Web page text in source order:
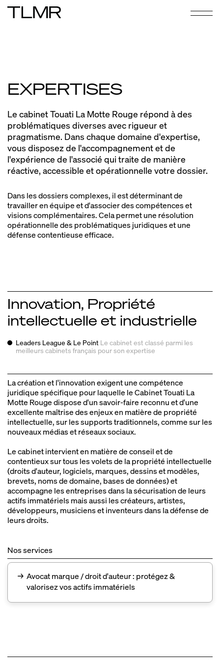
EXPERTISES
Le cabinet Touati La Motte Rouge répond à des
problématiques diverses avec rigueur et
pragmatisme. Dans chaque domaine d'expertise,
vous disposez de l'accompagnement et de
l'expérience de l'associé qui traite de manière
réactive, accessible et opérationnelle votre dossier.
Dans les dossiers complexes, il est déterminant de
travailler en équipe et d'associer des compétences et
visions complémentaires. Cela permet une résolution
opérationnelle des problématiques juridiques et une
défense contentieuse efficace.
Innovation, Propriété
intellectuelle et industrielle
Leaders League & Le Point Le cabinet est classé parmi les
meilleurs cabinets français pour son expertise
La création et l'innovation exigent une compétence
juridique spécifique pour laquelle le Cabinet Touati La
Motte Rouge dispose d'un savoir‑faire reconnu et d'une
excellente maîtrise des enjeux en matière de propriété
intellectuelle, sur les supports traditionnels, comme sur les
nouveaux médias et réseaux sociaux.
Le cabinet intervient en matière de conseil et de
contentieux sur tous les volets de la propriété intellectuelle
(droits d'auteur, logiciels, marques, dessins et modèles,
brevets, noms de domaine, bases de données) et
accompagne les entreprises dans la sécurisation de leurs
actifs immatériels mais aussi les créateurs, artistes,
développeurs, musiciens et inventeurs dans la défense de
leurs droits.
Nos services
→ Avocat marque / droit d'auteur : protégez &
valorisez vos actifs immatériels